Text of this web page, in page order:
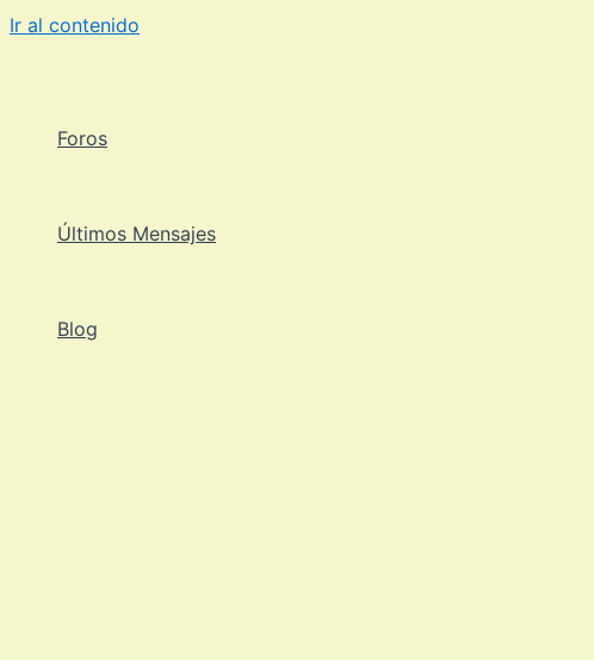
Ir al contenido
Foros
Últimos Mensajes
Blog